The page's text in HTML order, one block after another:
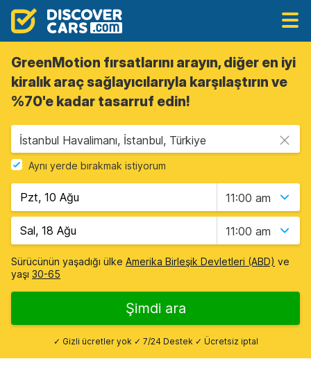
GreenMotion fırsatlarını arayın, diğer en iyi
kiralık araç sağlayıcılarıyla karşılaştırın ve
%70'e kadar tasarruf edin!
İstanbul Havalimanı, İstanbul, Türkiye
Aynı yerde bırakmak istiyorum
11:00 am
11:00 am
Sürücünün yaşadığı ülke Amerika Birleşik Devletleri (ABD) ve
yaşı 30-65
Şimdi ara
✓ Gizli ücretler yok ✓ 7/24 Destek ✓ Ücretsiz iptal